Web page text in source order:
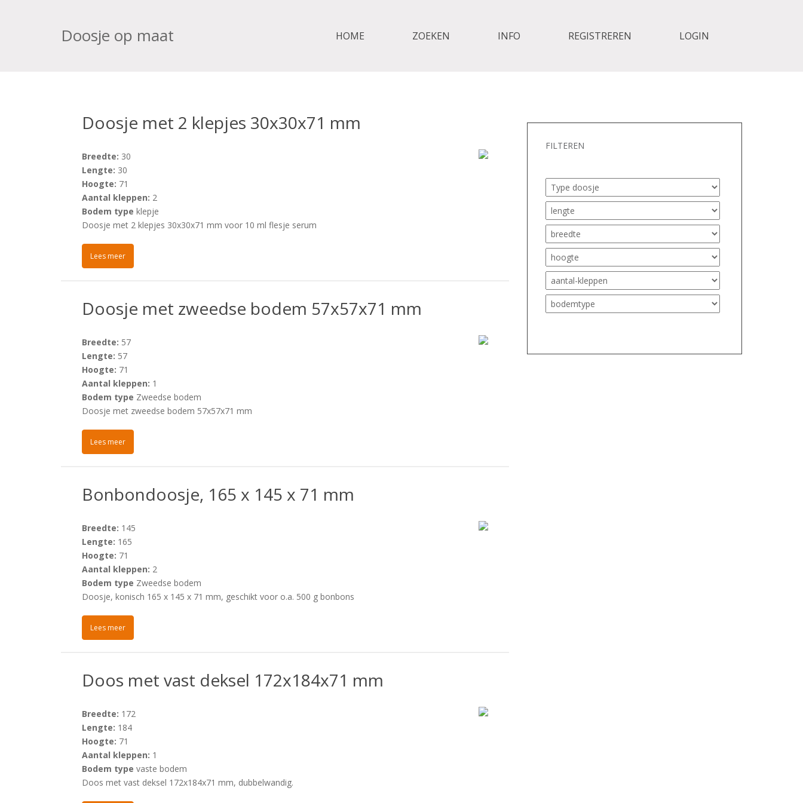
Doosje op maat HOME ZOEKEN INFO REGISTREREN LOGIN
FILTEREN
Doosje met 2 klepjes 30x30x71 mm
Breedte: 30
Lengte: 30
Hoogte: 71
Aantal kleppen: 2
Bodem type klepje
Doosje met 2 klepjes 30x30x71 mm voor 10 ml flesje serum
Lees meer
Doosje met zweedse bodem 57x57x71 mm
Breedte: 57
Lengte: 57
Hoogte: 71
Aantal kleppen: 1
Bodem type Zweedse bodem
Doosje met zweedse bodem 57x57x71 mm
Lees meer
Bonbondoosje, 165 x 145 x 71 mm
Breedte: 145
Lengte: 165
Hoogte: 71
Aantal kleppen: 2
Bodem type Zweedse bodem
Doosje, konisch 165 x 145 x 71 mm, geschikt voor o.a. 500 g bonbons
Lees meer
Doos met vast deksel 172x184x71 mm
Breedte: 172
Lengte: 184
Hoogte: 71
Aantal kleppen: 1
Bodem type vaste bodem
Doos met vast deksel 172x184x71 mm, dubbelwandig.